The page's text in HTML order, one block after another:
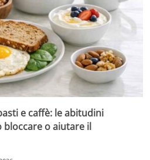
e caffè: le abitudini
o aiutare il